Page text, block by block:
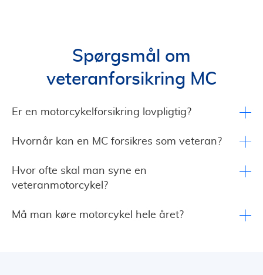
Spørgsmål om
veteranforsikring MC
Er en motorcykelforsikring lovpligtig?
Hvornår kan en MC forsikres som veteran?
Hvor ofte skal man syne en
veteranmotorcykel?
Må man køre motorcykel hele året?